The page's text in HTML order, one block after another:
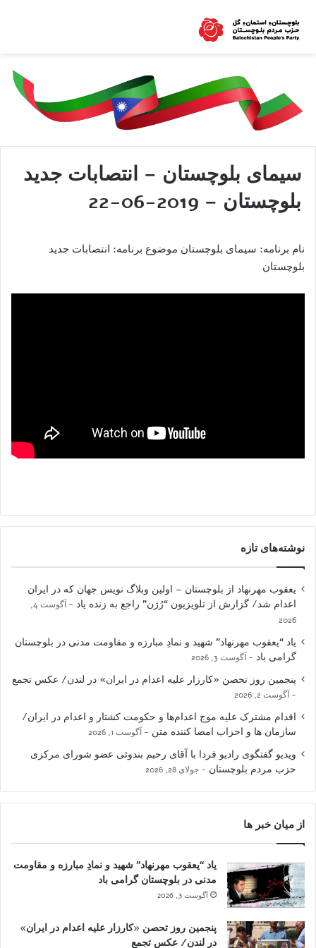
سیمای بلوچستان – انتصابات جدید
بلوچستان – 2019-06-22
نام برنامه: سیمای بلوچستان موضوع برنامه: انتصابات جدید
بلوچستان
نوشته‌های تازه
یعقوب مهرنهاد از بلوچستان – اولین وبلاگ نویس جهان که در ایران
اعدام شد/ گزارش از تلویزیون “رُژن” راجع به زنده یاد
آگوست 4,
2026
یاد “یعقوب مهرنهاد” شهید و نمادِ مبارزه و مقاومت مدنی در بلوچستان
گرامی باد
آگوست 3, 2026
پنجمین روز تحصن «کارزار علیه اعدام در ایران» در لندن/ عکس تجمع
آگوست 2, 2026
اقدام مشترک علیه موج اعدام‌ها و حکومت کشتار و اعدام در ایران/
سازمان ها و احزاب امضا کننده متن
آگوست 1, 2026
ویدیو گفتگوی رادیو فردا با آقای رحیم بندوئی عضو شورای مرکزی
حزب مردم بلوچستان
جولای 28, 2026
از میان خبر ها
یاد “یعقوب مهرنهاد” شهید و نمادِ مبارزه و مقاومت
مدنی در بلوچستان گرامی باد
آگوست 3, 2026
پنجمین روز تحصن «کارزار علیه اعدام در ایران»
در لندن/ عکس تجمع